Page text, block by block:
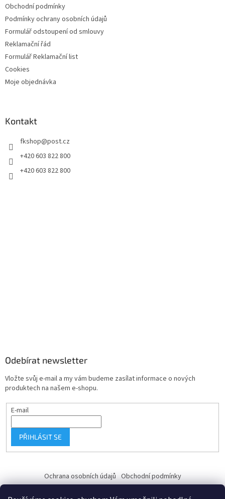
Obchodní podmínky
Podmínky ochrany osobních údajů
Formulář odstoupení od smlouvy
Reklamační řád
Formulář Reklamační list
Cookies
Moje objednávka
Kontakt
fkshop@post.cz
+420 603 822 800
+420 603 822 800
Odebírat newsletter
Vložte svůj e-mail a my vám budeme zasílat informace o nových
produktech na našem e-shopu.
E-mail
PŘIHLÁSIT SE
Ochrana osobních údajů Obchodní podmínky